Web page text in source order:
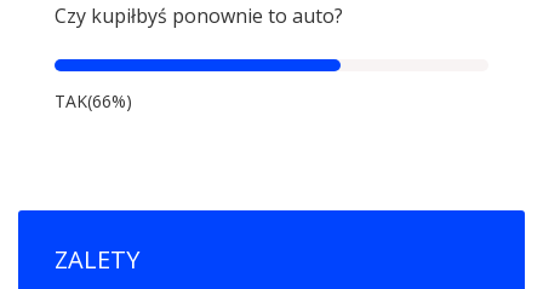
Czy kupiłbyś ponownie to auto?
TAK(66%)
ZALETY